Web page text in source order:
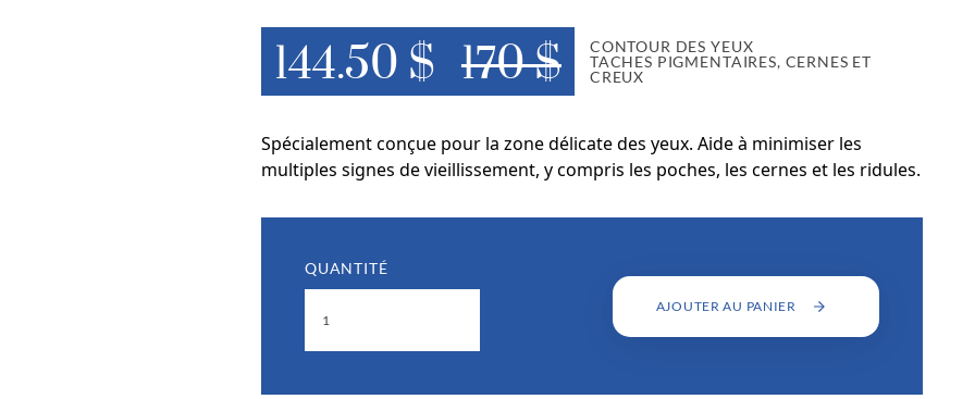
144.50 $ 170 $
CONTOUR DES YEUX
TACHES PIGMENTAIRES, CERNES ET
CREUX
Spécialement conçue pour la zone délicate des yeux. Aide à minimiser les
multiples signes de vieillissement, y compris les poches, les cernes et les ridules.
QUANTITÉ
AJOUTER AU PANIER